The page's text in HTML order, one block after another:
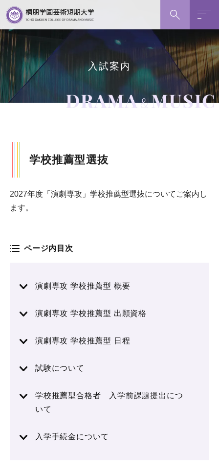
ロ
ー
バ
ル
ナ
ビ
ゲ
文
へ
ッ
タ
ー
へ
入試案内
学校推薦型選抜
2027年度「演劇専攻」学校推薦型選抜についてご案内し
ます。
ページ内目次
演劇専攻 学校推薦型 概要
演劇専攻 学校推薦型 出願資格
演劇専攻 学校推薦型 日程
試験について
学校推薦型合格者 入学前課題提出につ
いて
入学手続金について